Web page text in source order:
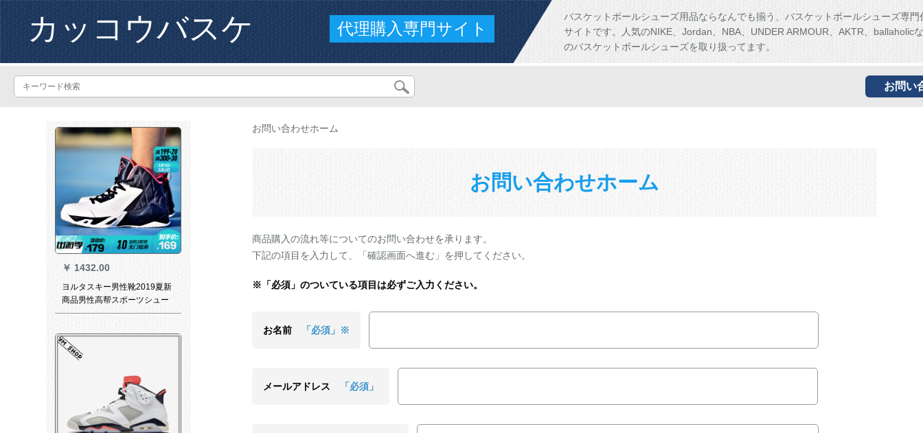
カッコウバスケ 代理購入専門サイト
バスケットボールシューズ用品ならなんでも揃う、バスケットボールシューズ専門
サイトです。人気のNIKE、Jordan、NBA、UNDER ARMOUR、AKTR、ballaholic
のバスケットボールシューズを取り扱ってます。
お問い
￥ 1432.00
ヨルタスキー男性靴2019夏新
商品男性高帮スポーツシュー
ズ男性耐摩耗性・耐摩耗性・
深蔵青42
お問い合わせホーム
お問い合わせホーム
商品購入の流れ等についてのお問い合わせを承ります。
下記の項目を入力して、「確認画面へ進む」を押してください。
※「必須」のついている項目は必ずご入力ください。
お名前 「必須」※
メールアドレス 「必須」